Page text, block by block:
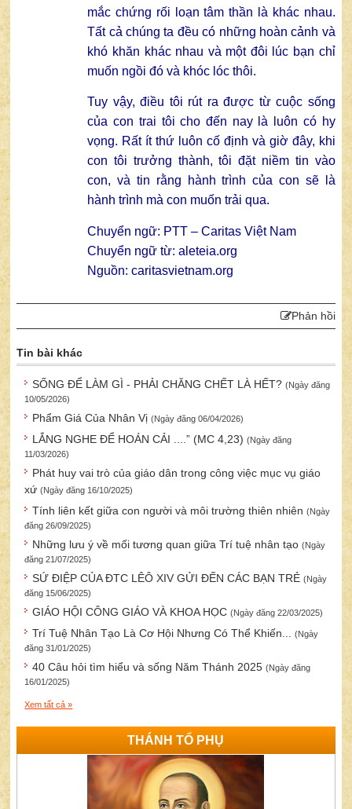
mắc chứng rối loạn tâm thần là khác nhau.
Tất cả chúng ta đều có những hoàn cảnh và
khó khăn khác nhau và một đôi lúc bạn chỉ
muốn ngồi đó và khóc lóc thôi.
Tuy vậy, điều tôi rút ra được từ cuộc sống
của con trai tôi cho đến nay là luôn có hy
vọng. Rất ít thứ luôn cố định và giờ đây, khi
con tôi trưởng thành, tôi đặt niềm tin vào
con, và tin rằng hành trình của con sẽ là
hành trình mà con muốn trải qua.
Chuyển ngữ: PTT – Caritas Việt Nam
Chuyển ngữ từ:aleteia.org
Nguồn:caritasvietnam.org
Phản hồi
Tin bài khác
SỐNG ĐỂ LÀM GÌ - PHẢI CHĂNG CHẾT LÀ HẾT?(Ngày đăng
10/05/2026)
Phẩm Giá Của Nhân Vị(Ngày đăng 06/04/2026)
LẮNG NGHE ĐỂ HOÁN CẢI ....” (MC 4,23)(Ngày đăng
11/03/2026)
Phát huy vai trò của giáo dân trong công việc mục vụ giáo
xứ(Ngày đăng 16/10/2025)
Tính liên kết giữa con người và môi trường thiên nhiên(Ngày
đăng 26/09/2025)
Những lưu ý về mối tương quan giữa Trí tuệ nhân tạo(Ngày
đăng 21/07/2025)
SỨ ĐIỆP CỦA ĐTC LÊÔ XIV GỬI ĐẾN CÁC BẠN TRẺ(Ngày
đăng 15/06/2025)
GIÁO HỘI CÔNG GIÁO VÀ KHOA HỌC(Ngày đăng 22/03/2025)
Trí Tuệ Nhân Tạo Là Cơ Hội Nhưng Có Thể Khiến...(Ngày
đăng 31/01/2025)
40 Câu hỏi tìm hiểu và sống Năm Thánh 2025(Ngày đăng
16/01/2025)
Xem tất cả »
THÁNH TỔ PHỤ